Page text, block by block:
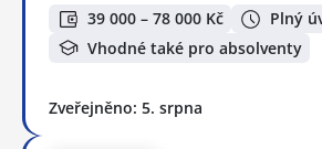
39 000 – 78 000 Kč
Plný
Vhodné také pro absolventy
Zveřejněno: 5. srpna